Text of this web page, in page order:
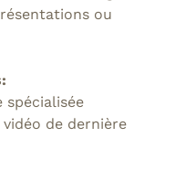
ou
spécialisée
de dernière